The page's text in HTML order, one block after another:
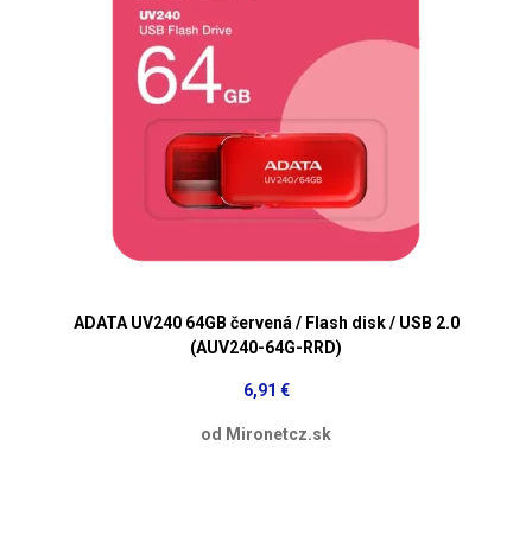
ADATA UV240 64GB červená / Flash disk / USB 2.0
(AUV240-64G-RRD)
6,91 €
od Mironetcz.sk